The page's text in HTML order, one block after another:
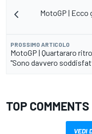
MotoGP | Ecco
PROSSIMO ARTICOLO
MotoGP | Quartararo
"Sono davvero
TOP COMMENTS
VEDI